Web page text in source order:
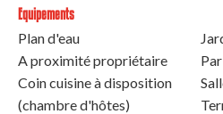
Equipements
Plan d'eau
A proximité propriétaire
Coin cuisine à disposition
(chambre d'hôtes)